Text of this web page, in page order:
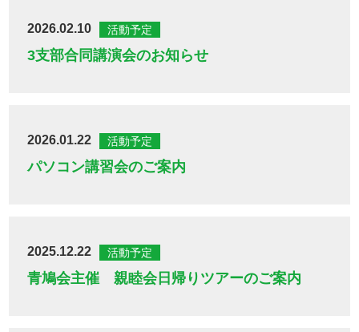
2026.02.10 活動予定
3支部合同講演会のお知らせ
2026.01.22 活動予定
パソコン講習会のご案内
2025.12.22 活動予定
青鳩会主催 親睦会日帰りツアーのご案内